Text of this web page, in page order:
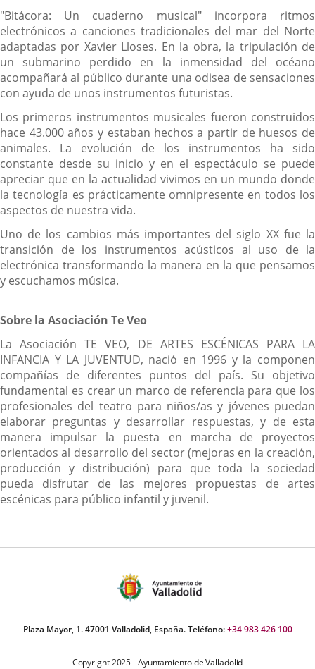
"Bitácora: Un cuaderno musical" incorpora ritmos
electrónicos a canciones tradicionales del mar del Norte
adaptadas por Xavier Lloses. En la obra, la tripulación de
un submarino perdido en la inmensidad del océano
acompañará al público durante una odisea de sensaciones
con ayuda de unos instrumentos futuristas.
Los primeros instrumentos musicales fueron construidos
hace 43.000 años y estaban hechos a partir de huesos de
animales. La evolución de los instrumentos ha sido
constante desde su inicio y en el espectáculo se puede
apreciar que en la actualidad vivimos en un mundo donde
la tecnología es prácticamente omnipresente en todos los
aspectos de nuestra vida.
Uno de los cambios más importantes del siglo XX fue la
transición de los instrumentos acústicos al uso de la
electrónica transformando la manera en la que pensamos
y escuchamos música.
Sobre la Asociación Te Veo
La Asociación TE VEO, DE ARTES ESCÉNICAS PARA LA
INFANCIA Y LA JUVENTUD, nació en 1996 y la componen
compañías de diferentes puntos del país. Su objetivo
fundamental es crear un marco de referencia para que los
profesionales del teatro para niños/as y jóvenes puedan
elaborar preguntas y desarrollar respuestas, y de esta
manera impulsar la puesta en marcha de proyectos
orientados al desarrollo del sector (mejoras en la creación,
producción y distribución) para que toda la sociedad
pueda disfrutar de las mejores propuestas de artes
escénicas para público infantil y juvenil.
Plaza Mayor, 1. 47001 Valladolid, España. Teléfono:+34 983 426 100
Copyright 2025 - Ayuntamiento de Valladolid